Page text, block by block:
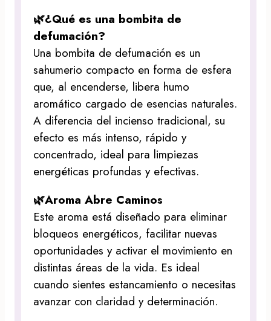
🌿¿Qué es una bombita de
defumación?
Una bombita de defumación es un
sahumerio compacto en forma de esfera
que, al encenderse, libera humo
aromático cargado de esencias naturales.
A diferencia del incienso tradicional, su
efecto es más intenso, rápido y
concentrado, ideal para limpiezas
energéticas profundas y efectivas.
🌿Aroma Abre Caminos
Este aroma está diseñado para eliminar
bloqueos energéticos, facilitar nuevas
oportunidades y activar el movimiento en
distintas áreas de la vida. Es ideal
cuando sientes estancamiento o necesitas
avanzar con claridad y determinación.